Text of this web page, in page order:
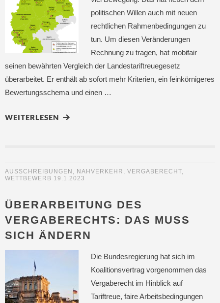
politischen Willen auch mit neuen
rechtlichen Rahmenbedingungen zu
tun. Um diesen Veränderungen
Rechnung zu tragen, hat mobifair
seinen bewährten Vergleich der Landestariftreuegesetz
überarbeitet. Er enthält ab sofort mehr Kriterien, ein feinkörnigeres
Bewertungsschema und einen …
WEITERLESEN
AUSSCHREIBUNGEN , NAHVERKEHR , VERGABERECHT,
WETTBEWERB 19.1.2023
ÜBERARBEITUNG DES
VERGABERECHTS: DAS MUSS
SICH ÄNDERN
Die Bundesregierung hat sich im
Koalitionsvertrag vorgenommen das
Vergaberecht im Hinblick auf
Tariftreue, faire Arbeitsbedingungen